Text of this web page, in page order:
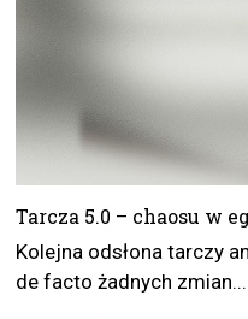
Tarcza 5.0 – chaosu w
Kolejna odsłona tarczy
de facto żadnych zmian...